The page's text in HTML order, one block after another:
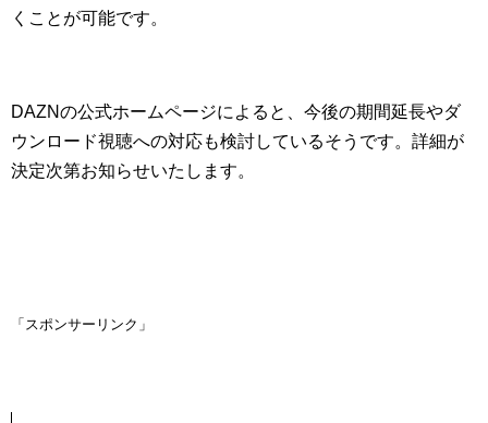
くことが可能です。
DAZNの公式ホームページによると、今後の期間延長やダ
ウンロード視聴への対応も検討しているそうです。詳細が
決定次第お知らせいたします。
「スポンサーリンク」